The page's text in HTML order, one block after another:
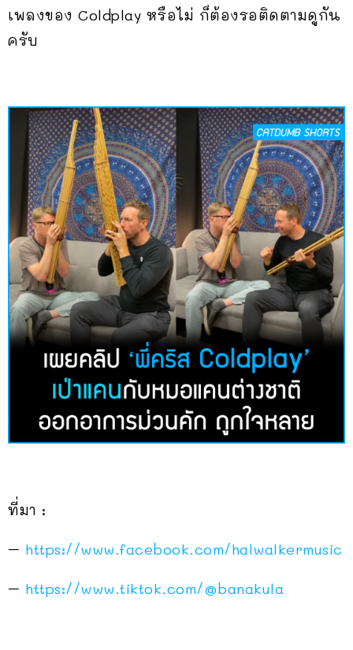
เพลงของ Coldplay หรือไม่ ก็ต้องรอติดตามดูกัน
ครับ
ที่มา :
– https://www.facebook.com/halwalkermusic
– https://www.tiktok.com/@banakula